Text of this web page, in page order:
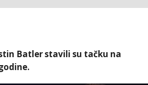
Batler stavili su tačku na